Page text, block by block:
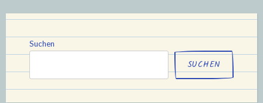
10“
Suchen
SUCHEN